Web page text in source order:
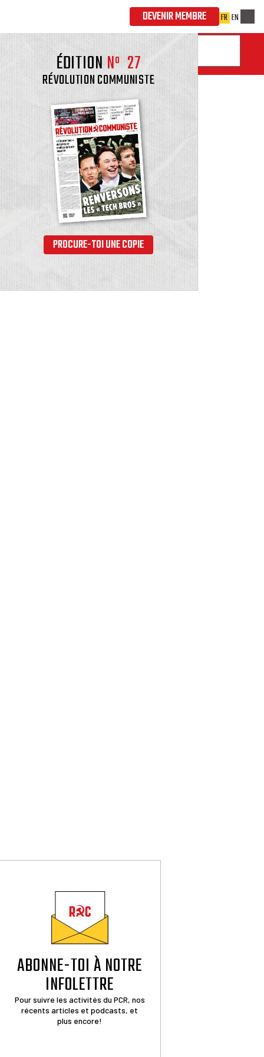
ÉDITION Nº 27
RÉVOLUTION COMMUNISTE
PROCURE-TOI UNE COPIE
ABONNE-TOI À NOTRE
INFOLETTRE
Pour suivre les activités du PCR, nos
récents articles et podcasts, et
plus encore!